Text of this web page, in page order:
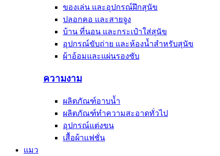
ของเล่น และอุปกรณ์ฝึกสุนัข
ปลอกคอ และสายจูง
บ้าน ที่นอน และกระเป๋าใส่สุนัข
อุปกรณ์ขับถ่าย และห้องน้ำสำหรับสุนัข
ผ้าอ้อมและแผ่นรองซับ
ความงาม
ผลิตภัณฑ์อาบน้ำ
ผลิตภัณฑ์ทำความสะอาดทั่วไป
อุปกรณ์แต่งขน
เสื้อผ้าแฟชั่น
แมว